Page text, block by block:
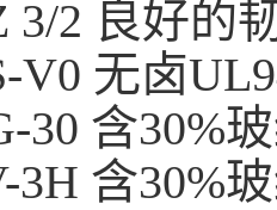
3/2 良好的
V0 无卤
30 含30%
3H 含30%